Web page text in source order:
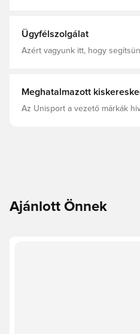
Ügyfélszolgálat
Azért vagyunk itt, hogy
Meghatalmazott
Az Unisport a vezető márkák
Ajánlott Önnek